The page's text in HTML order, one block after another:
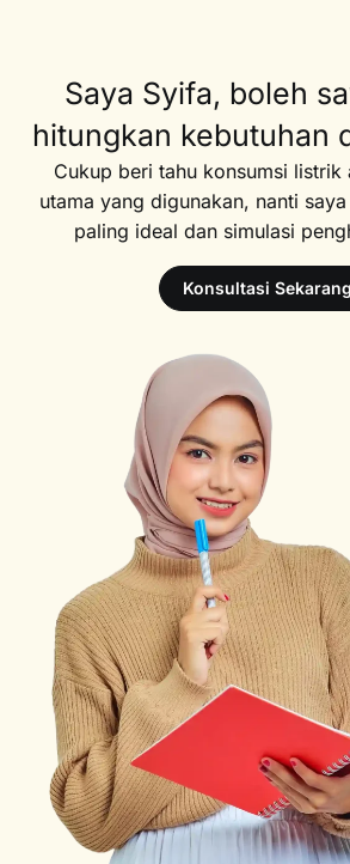
Saya Syifa, boleh
hitungkan kebutuhan
Cukup beri tahu konsumsi listrik
utama yang digunakan, nanti
paling ideal dan simulasi
Konsultasi Sekarang